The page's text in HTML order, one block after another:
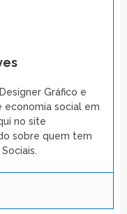
Gráfico e
economia social em
no site
sobre quem tem